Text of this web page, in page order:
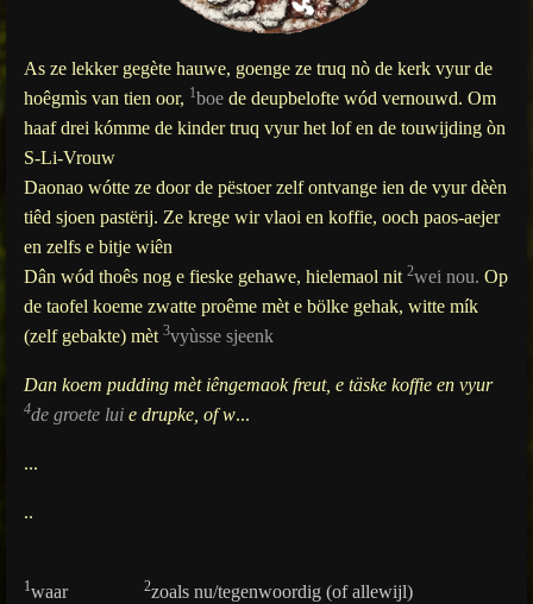
As ze lekker gegète hauwe, goenge ze truq nò de kerk vyur de
hoêgmìs van tien oor, 1boe de deupbelofte wód vernouwd. Om
haafdrei kómme de kinder truq vyur het lof en de touwijding òn
S-Li-Vrouw
Daonao wótte ze door de pëstoer zelf ontvange ien de vyur dèèn
tiêd sjoen pastërij. Ze krege wir vlaoi en koffie, ooch paos-aejer
en zelfs e bitje wiên
Dân wód thoês nog e fieske gehawe, hielemaol nit 2wei nou. Op
de taofel koeme zwatte proême mèt e bölke gehak, witte mík
(zelf gebakte) mèt 3vyùsse sjeenk
Dan koem pudding mèt iêngemaok freut, e täske koffie en vyur
4de groete lui e drupke, of w...
...
..
1waar 2zoals nu/tegenwoordig (of allewijl)